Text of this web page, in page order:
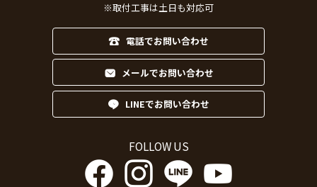
※取付工事は土日も対応可
電話でお問い合わせ
メールでお問い合わせ
LINEでお問い合わせ
FOLLOW US